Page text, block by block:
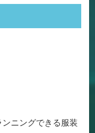
ニングできる服装